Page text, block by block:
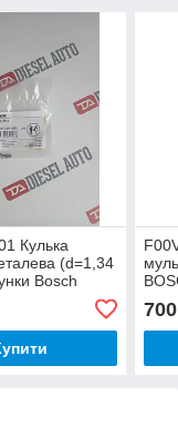
Кулька
(d=1,34
Bosch
700